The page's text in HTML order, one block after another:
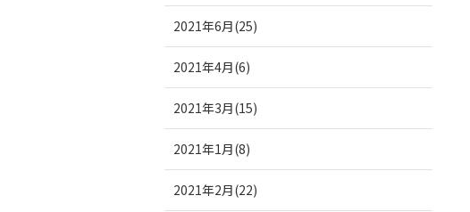
2021年6月(25)
2021年4月(6)
2021年3月(15)
2021年1月(8)
2021年2月(22)